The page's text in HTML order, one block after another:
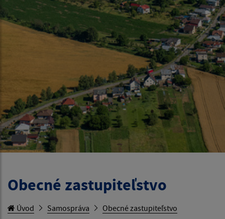
Obecné zastupiteľstvo
Úvod Samospráva Obecné zastupiteľstvo